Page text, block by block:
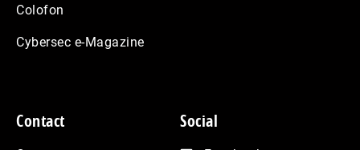
Colofon
Cybersec e-Magazine
Contact Social